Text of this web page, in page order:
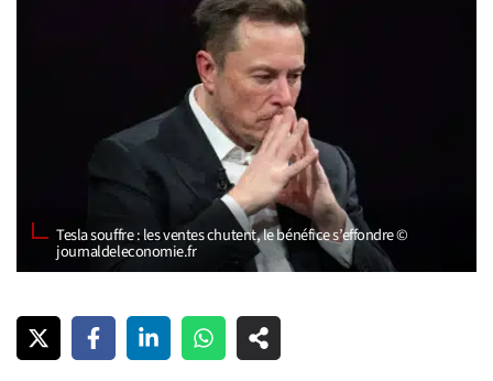
Tesla souffre : les ventes chutent, le bénéfice s’effondre ©
journaldeleconomie.fr